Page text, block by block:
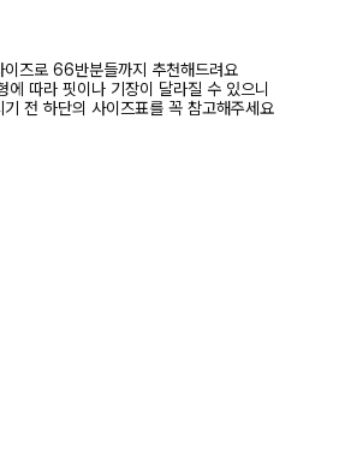
이즈로 66반분들까지 추천해드려요
에 따라 핏이나 기장이 달라질 수 있으니
기 전 하단의 사이즈표를 꼭 참고해주세요